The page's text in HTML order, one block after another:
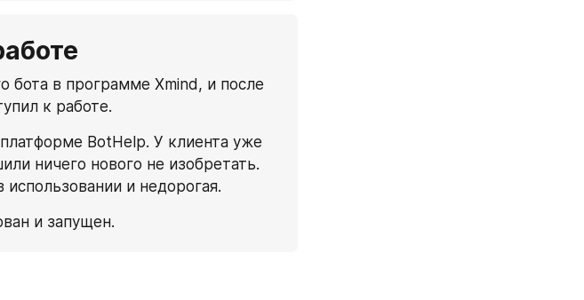
бота в программе Xmind, и после
к работе.
BotHelp. У клиента уже
ничего нового не изобретать.
и недорогая.
и запущен.